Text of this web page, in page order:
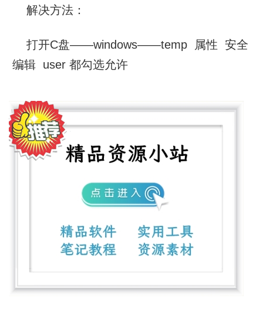
解决方法：
打开C盘——windows——temp 属性 安全
编辑 user 都勾选允许